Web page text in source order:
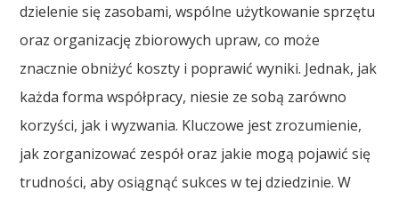
dzielenie się zasobami, wspólne użytkowanie sprzętu
oraz organizację zbiorowych upraw, co może
znacznie obniżyć koszty i poprawić wyniki. Jednak, jak
każda forma współpracy, niesie ze sobą zarówno
korzyści, jak i wyzwania. Kluczowe jest zrozumienie,
jak zorganizować zespół oraz jakie mogą pojawić się
trudności, aby osiągnąć sukces w tej dziedzinie. W